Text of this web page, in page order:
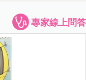
專家線上問答